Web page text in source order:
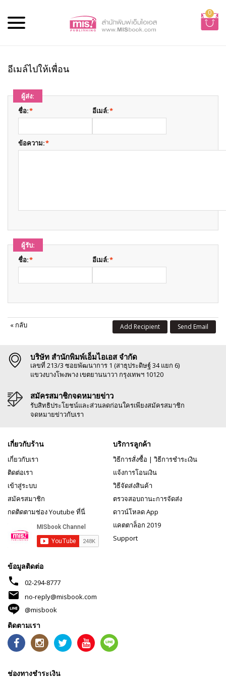
0
อีเมล์ไปให้เพื่อน
ผู้ส่ง:
*
ชื่อ: *
อีเมล์:
*
ข้อความ:
ผู้รับ:
*
ชื่อ: *
อีเมล์:
« กลับ Send Email
Add Recipient
บริษัท สำนักพิมพ์เอ็มไอเอส จำกัด
เลขที่ 213/3 ซอยพัฒนาการ 1 (สาธุประดิษฐ์ 34 แยก 6)
แขวงบางโพงพาง เขตยานนาวา กรุงเทพฯ 10120
สมัครสมาชิกจดหมายข่าว
รับสิทธิประโยชน์และส่วนลดก่อนใครเพียงสมัครสมาชิก
จดหมายข่าวกับเรา
เกี่ยวกับร้าน
เกี่ยวกับเรา
ติดต่อเรา
เข้าสู่ระบบ
สมัครสมาชิก
กดติดตามช่อง Youtube ที่นี่
บริการลูกค้า
วิธีการสั่งซื้อ | วิธีการชำระเงิน
แจ้งการโอนเงิน
วิธีจัดส่งสินค้า
ตรวจสอบถานะการจัดส่ง
ดาวน์โหลด App
แคตตาล็อก 2019
Support
ข้อมูลติดต่อ
phone 02-294-8777
mail
no-reply@misbook.com
@misbook
ติดตามเรา
ช่องทางชำระเงิน